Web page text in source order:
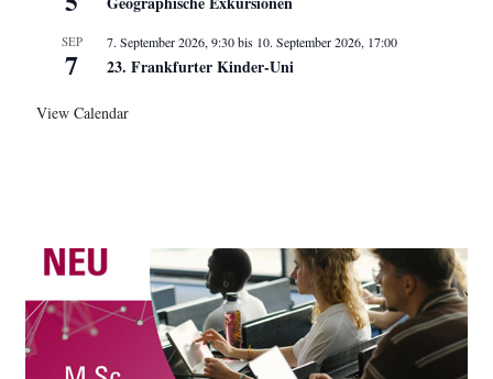
SEP
7
7. September 2026, 9:30bis 10. September 2026, 17:00
23. Frankfurter Kinder-Uni
View Calendar